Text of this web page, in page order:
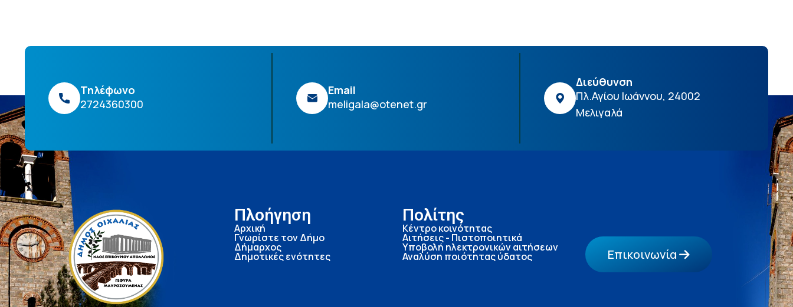
Τηλέφωνο
2724360300
Email
meligala@otenet.gr
Διεύθυνση
Πλ.Αγίου Ιωάννου, 24002
Μελιγαλά
Πλοήγηση
Αρχική
Γνωρίστε τον Δήμο
Δήμαρχος
Δημοτικές ενότητες
Πολίτης
Κέντρο κοινότητας
Αιτήσεις - Πιστοποιητικά
Υποβολή ηλεκτρονικών αιτήσεων
Αναλύση ποιότητας ύδατος Επικοινωνία